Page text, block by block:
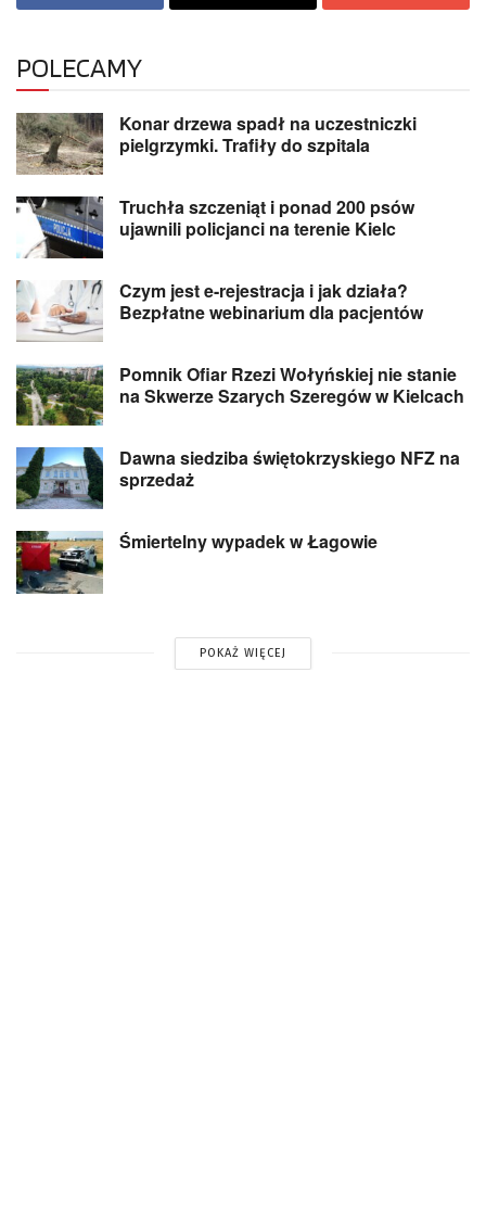
POLECAMY
Konar drzewa spadł na uczestniczki
pielgrzymki. Trafiły do szpitala
Truchła szczeniąt i ponad 200 psów
ujawnili policjanci na terenie Kielc
Czym jest e-rejestracja i jak działa?
Bezpłatne webinarium dla pacjentów
Pomnik Ofiar Rzezi Wołyńskiej nie stanie
na Skwerze Szarych Szeregów w Kielcach
Dawna siedziba świętokrzyskiego NFZ na
sprzedaż
Śmiertelny wypadek w Łagowie
POKAŻ WIĘCEJ